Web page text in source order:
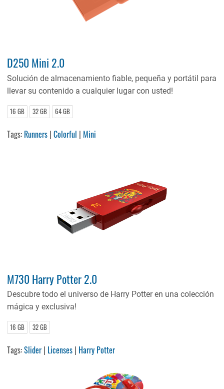
D250 Mini 2.0
Solución de almacenamiento fiable, pequeña y portátil para
llevar su contenido a cualquier lugar con usted!
16 GB 32 GB 64 GB
Tags: Runners |Colorful | Mini
M730 Harry Potter 2.0
Descubre todo el universo de Harry Potter en una colección
mágica y exclusiva!
16 GB 32 GB
Tags:Slider | Licenses | Harry Potter